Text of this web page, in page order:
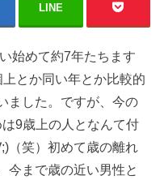
LINE
始めて約7年たちます
とか同い年とか比較的
ました。ですが、今の
9歳上の人となんて付
（笑）初めて歳の離れ
今まで歳の近い男性と